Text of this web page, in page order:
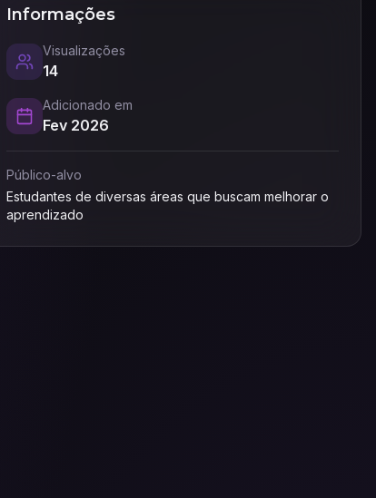
Informações
Visualizações
14
Adicionado em
Fev 2026
Público-alvo
Estudantes de diversas áreas que buscam melhorar o
aprendizado